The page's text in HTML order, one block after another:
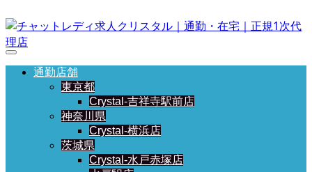
通勤店舗
東京都
Crystal-吉祥寺駅前店
神奈川県
Crystal-横浜店
茨城県
Crystal-水戸赤塚店